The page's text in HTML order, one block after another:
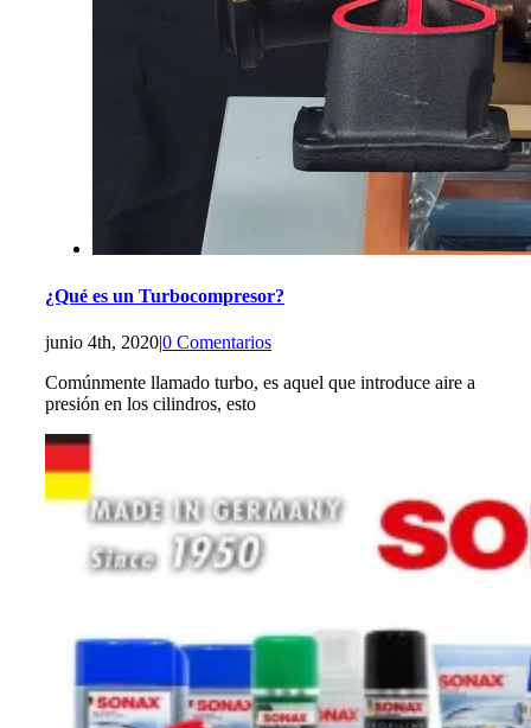
¿Qué es un Turbocompresor?
junio 4th, 2020|0 Comentarios
Comúnmente llamado turbo, es aquel que introduce aire a
presión en los cilindros, esto